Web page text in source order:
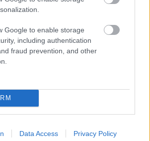
Google to enable storage
including authentication
fraud prevention, and other
Data Access Privacy Policy